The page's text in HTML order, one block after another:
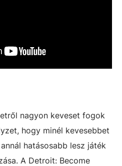
nagyon keveset fogok
hogy minél kevesebbet
hatásosabb lesz játék
A Detroit: Become